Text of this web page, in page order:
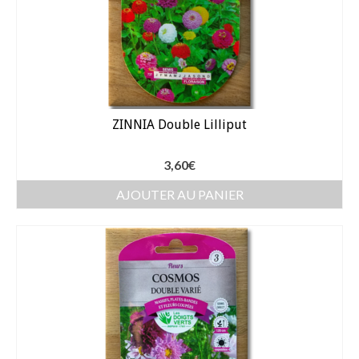
Outillage
Pots de fleur
Soin des plantes
Pépinières
Arbustes de haies
Gazon fleuri
Gazon ornemental
ZINNIA Double Lilliput
3,60€
AJOUTER AU PANIER